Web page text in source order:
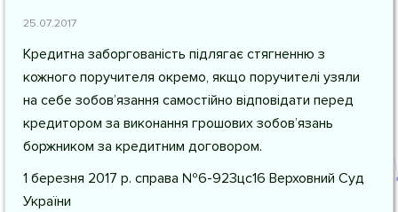
25.07.2017
Кредитна заборгованість підлягає стягненню з
кожного поручителя окремо, якщо поручителі узяли
на себе зобов’язання самостійно відповідати перед
кредитором за виконання грошових зобов’язань
боржником за кредитним договором.
1 березня 2017 р. справа №6-923цс16 Верховний Суд
України